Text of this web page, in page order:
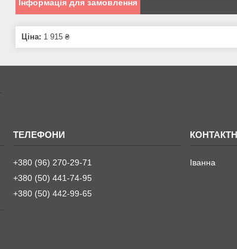
Інформація для замовлення
Ціна: 1 915 ₴
+380 (96) 270-29-71
+380 (50) 441-74-95
+380 (50) 442-99-65
Іванна